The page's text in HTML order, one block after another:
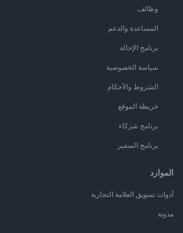
وظائف
المساعدة والدعم
برنامج الإحالة
سياسة الخصوصية
الشروط والأحكام
خريطة الموقع
برنامج شركاء
برنامج السفير
الموارد
أدوات تسويق العلامة التجارية
مدونة